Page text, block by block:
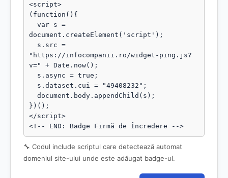
<script>
(function(){
document.createElement('script');
"https://infocompanii.ro/widget-ping.js?
v=" + Date.now();
})();
</script>
<!-- END: Badge Firmă de Încredere -->
🔧 Codul include scriptul care detectează automat
domeniul site-ului unde este adăugat badge-ul.